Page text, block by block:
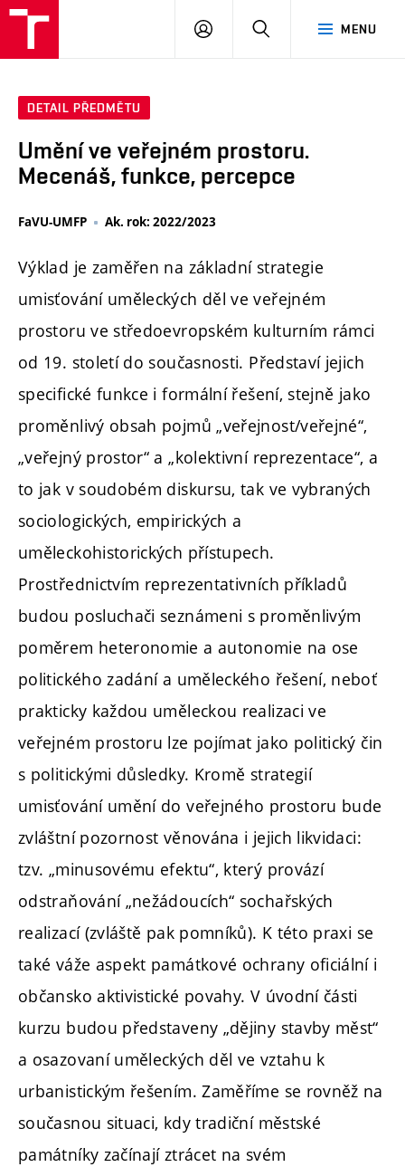
MENU
PŘIHLÁSIT
DETAIL PŘEDMĚTU
Umění ve veřejném prostoru.
Mecenáš, funkce, percepce
FaVU-UMFP Ak. rok: 2022/2023
Výklad je zaměřen na základní strategie
umisťování uměleckých děl ve veřejném
prostoru ve středoevropském kulturním rámci
od 19. století do současnosti. Představí jejich
specifické funkce i formální řešení, stejně jako
proměnlivý obsah pojmů „veřejnost/veřejné“,
„veřejný prostor“ a „kolektivní reprezentace“, a
to jak v soudobém diskursu, tak ve vybraných
sociologických, empirických a
uměleckohistorických přístupech.
Prostřednictvím reprezentativních příkladů
budou posluchači seznámeni s proměnlivým
poměrem heteronomie a autonomie na ose
politického zadání a uměleckého řešení, neboť
prakticky každou uměleckou realizaci ve
veřejném prostoru lze pojímat jako politický čin
s politickými důsledky. Kromě strategií
umisťování umění do veřejného prostoru bude
zvláštní pozornost věnována i jejich likvidaci:
tzv. „minusovému efektu“, který provází
odstraňování „nežádoucích“ sochařských
realizací (zvláště pak pomníků). K této praxi se
také váže aspekt památkové ochrany oficiální i
občansko aktivistické povahy. V úvodní části
kurzu budou představeny „dějiny stavby měst“
a osazovaní uměleckých děl ve vztahu k
urbanistickým řešením. Zaměříme se rovněž na
současnou situaci, kdy tradiční městské
památníky začínají ztrácet na svém